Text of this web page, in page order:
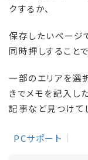
クするか、
保存したいページ
同時押しすること
一部のエリアを選
きでメモを記入し
記事など見つけて
PCサポート